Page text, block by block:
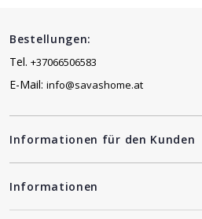
Bestellungen:
Tel. +37066506583
E-Mail: info@savashome.at
Informationen für den Kunden
Informationen